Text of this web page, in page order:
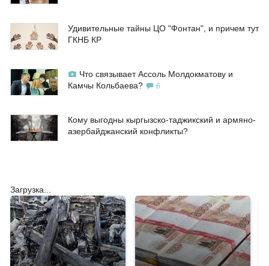
Удивительные тайны ЦО "Фонтан", и причем тут
ГКНБ КР
Что связывает Ассоль Молдокматову и
Камчы Кольбаева?
6
Кому выгодны кыргызско-таджикский и армяно-
азербайджанский конфликты?
Загрузка...